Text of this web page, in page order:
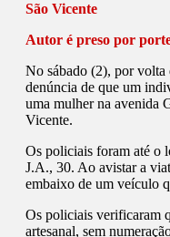
São Vicente
Autor é preso por
No sábado (2), por volta
denúncia de que um
uma mulher na avenida
Vicente.
Os policiais foram até o
J.A., 30. Ao avistar a
embaixo de um veículo
Os policiais verificaram
artesanal, sem